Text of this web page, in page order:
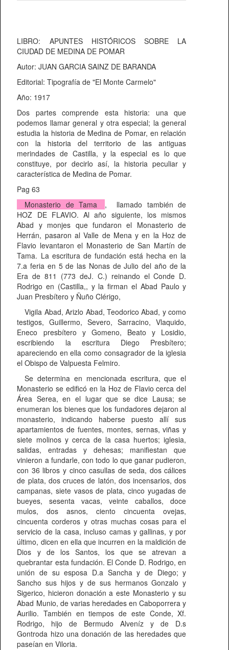
LIBRO: APUNTES HISTÓRICOS SOBRE LA
CIUDAD DE MEDINA DE POMAR
Autor: JUAN GARCIA SAINZ DE BARANDA
Editorial: Tipografía de "El Monte Carmelo"
Año: 1917
Dos partes comprende esta historia: una que
podemos llamar general y otra especial; la general
estudia la historia de Medina de Pomar, en relación
con la historia del territorio de las antiguas
merindades de Castilla, y la especial es lo que
constituye, por decirlo así, la historia peculiar y
característica de Medina de Pomar.
Pag 63
Monasterio de Tama
, llamado también de
HOZ DE FLAVIO. Al año siguiente, los mismos
Abad y monjes que fundaron el Monasterio de
Herrán, pasaron al Valle de Mena y en la Hoz de
Flavio levantaron el Monasterio de San Martín de
Tama. La escritura de fundación está hecha en la
7.a feria en 5 de las Nonas de Julio del año de la
Era de 811 (773 deJ. C.) reinando el Conde D.
Rodrigo en (Castilla,, y la firman el Abad Paulo y
Juan Presbítero y Ñuño Clérigo,
Vigila Abad, Arizlo Abad, Teodorico Abad, y como
testigos, Guillermo, Severo, Sarracino, Vlaquido,
Eneco presbítero y Gomeno, Beato y Losidio,
escribiendo la escritura Diego Presbítero;
apareciendo en ella como consagrador de la iglesia
el Obispo de Valpuesta Felmiro.
Se determina en mencionada escritura, que el
Monasterio se edificó en la Hoz de Flavio cerca del
Área Serea, en el lugar que se dice Lausa; se
enumeran los bienes que los fundadores dejaron al
monasterio, indicando haberse puesto allí sus
apartamientos de fuentes, montes, sernas, viñas y
siete molinos y cerca de la casa huertos; iglesia,
salidas, entradas y dehesas; manifiestan que
vinieron a fundarle, con todo lo que ganar pudieron,
con 36 libros y cinco casullas de seda, dos cálices
de plata, dos cruces de latón, dos incensarios, dos
campanas, siete vasos de plata, cinco yugadas de
bueyes, sesenta vacas, veinte caballos, doce
mulos, dos asnos, ciento cincuenta ovejas,
cincuenta corderos y otras muchas cosas para el
servicio de la casa, incluso camas y gallinas, y por
último, dicen en ella que incurren en la maldición de
Dios y de los Santos, los que se atrevan a
quebrantar esta fundación. El Conde D. Rodrigo, en
unión de su esposa D.a Sancha y de Diego; y
Sancho sus hijos y de sus hermanos Gonzalo y
Sigerico, hicieron donación a este Monasterio y su
Abad Munio, de varias heredades en Caboporrera y
Aurilio. También en tiempos de este Conde, Xf.
Rodrigo, hijo de Bermudo Alveníz y de D.s
Gontroda hizo una donación de las heredades que
paseían en Viloria.